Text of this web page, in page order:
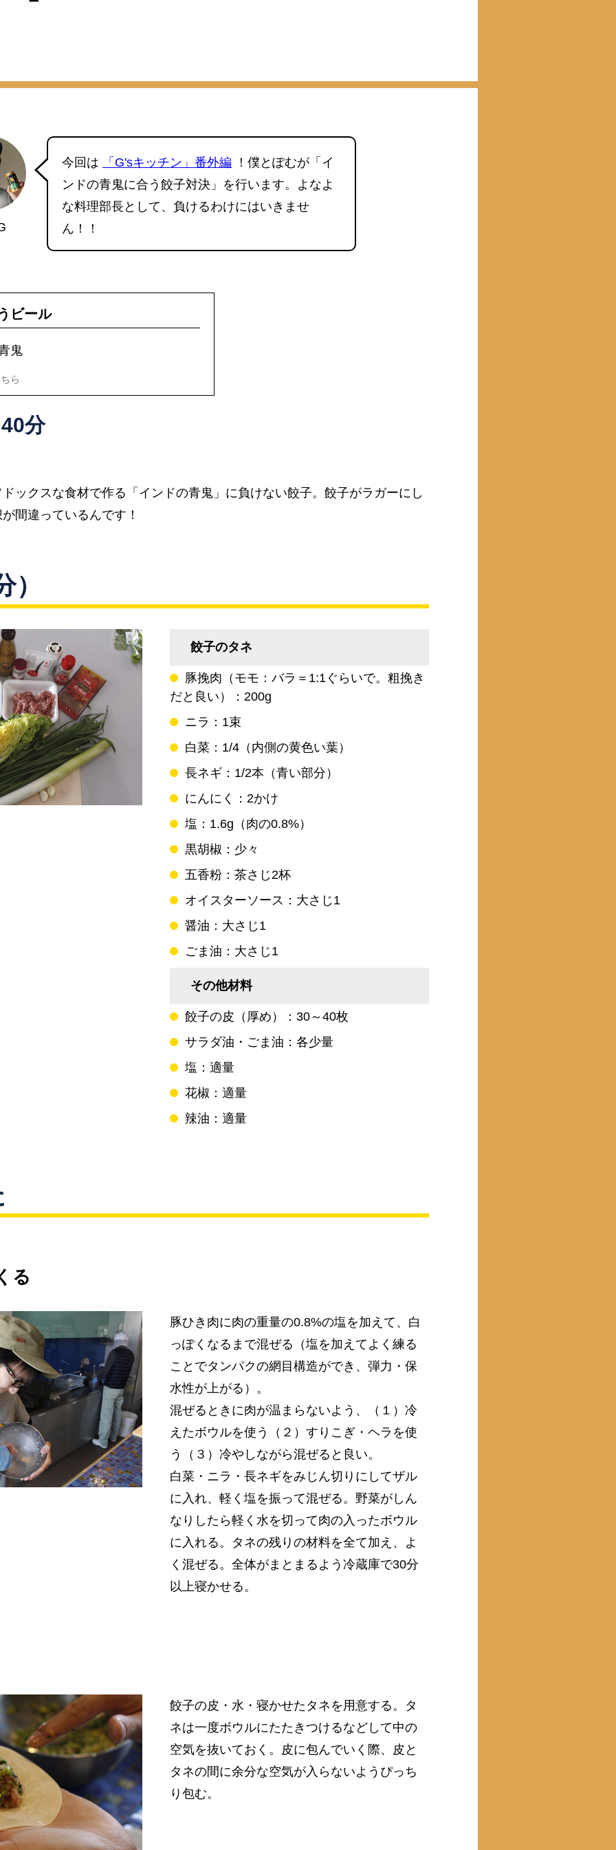
今回は 「G'sキッチン」番外編 ！僕とぽむが「イ
ンドの青鬼に合う餃子対決」を行います。よなよ
な料理部長として、負けるわけにはいきませ
ん！！
ビール
鬼
ら
分
ックスな食材で作る「インドの青鬼」に負けない餃子。餃子がラガーにし
間違っているんです！
餃子のタネ
豚挽肉（モモ：バラ＝1:1ぐらいで。粗挽き
だと良い）：200g
ニラ：1束
白菜：1/4（内側の黄色い葉）
長ネギ：1/2本（青い部分）
にんにく：2かけ
塩：1.6g（肉の0.8%）
黒胡椒：少々
五香粉：茶さじ2杯
オイスターソース：大さじ1
醤油：大さじ1
ごま油：大さじ1
その他材料
餃子の皮（厚め）：30～40枚
サラダ油・ごま油：各少量
塩：適量
花椒：適量
辣油：適量
る
豚ひき肉に肉の重量の0.8%の塩を加えて、白
っぽくなるまで混ぜる（塩を加えてよく練る
ことでタンパクの網目構造ができ、弾力・保
水性が上がる）。
混ぜるときに肉が温まらないよう、（１）冷
えたボウルを使う（２）すりこぎ・ヘラを使
う（３）冷やしながら混ぜると良い。
白菜・ニラ・長ネギをみじん切りにしてザル
に入れ、軽く塩を振って混ぜる。野菜がしん
なりしたら軽く水を切って肉の入ったボウル
に入れる。タネの残りの材料を全て加え、よ
く混ぜる。全体がまとまるよう冷蔵庫で30分
以上寝かせる。
餃子の皮・水・寝かせたタネを用意する。タ
ネは一度ボウルにたたきつけるなどして中の
空気を抜いておく。皮に包んでいく際、皮と
タネの間に余分な空気が入らないようぴっち
り包む。